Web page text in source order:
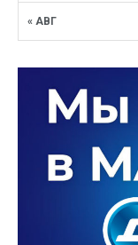
« АВГ